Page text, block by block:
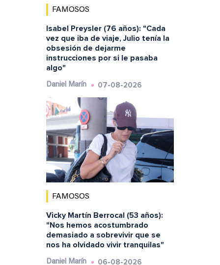
FAMOSOS
Isabel Preysler (76 años): "Cada
vez que iba de viaje, Julio tenía la
obsesión de dejarme
instrucciones por si le pasaba
algo"
Daniel Marín 07-08-2026
FAMOSOS
Vicky Martín Berrocal (53 años):
"Nos hemos acostumbrado
demasiado a sobrevivir que se
nos ha olvidado vivir tranquilas"
Daniel Marín 06-08-2026